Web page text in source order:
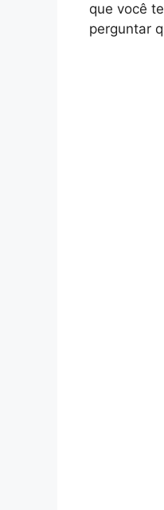
que você
perguntar